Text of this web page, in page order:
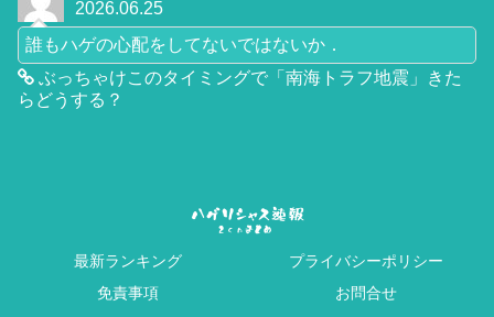
2026.06.25
誰もハゲの心配をしてないではないか．
ぶっちゃけこのタイミングで「南海トラフ地震」きた
らどうする？
最新ランキング
プライバシーポリシー
免責事項
お問合せ